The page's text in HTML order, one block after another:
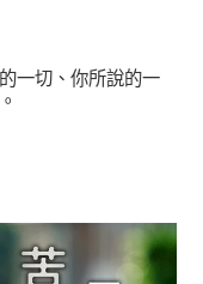
一切、你所說的一
覺有情-法華期